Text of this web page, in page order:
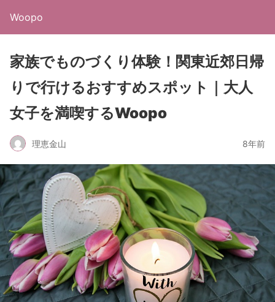
Woopo
家族でものづくり体験！関東近郊日帰
りで行けるおすすめスポット｜大人
女子を満喫するWoopo
理恵金山 8年前